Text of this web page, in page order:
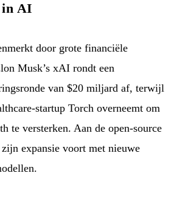
in AI
door grote financiële
Musk’s xAI rondt een
van $20 miljard af, terwijl
startup Torch overneemt om
te versterken. Aan de open-source
expansie voort met nieuwe